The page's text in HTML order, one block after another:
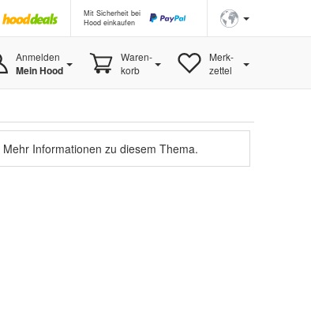
Mit Sicherheit bei
Hood einkaufen
Anmelden
Mein Hood
Waren-
korb
Merk-
zettel
Mehr Informationen zu diesem Thema.